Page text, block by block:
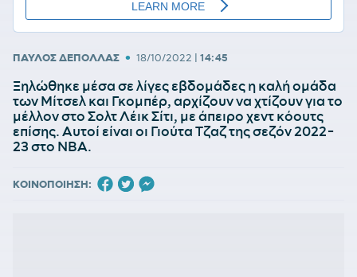
ΠΑΥΛΟΣ ΔΕΠΟΛΛΑΣ • 18/10/2022 | 14:45
Ξηλώθηκε μέσα σε λίγες εβδομάδες η καλή ομάδα
των Μίτσελ και Γκομπέρ, αρχίζουν να χτίζουν για το
μέλλον στο Σολτ Λέικ Σίτι, με άπειρο χεντ κόουτς
επίσης. Αυτοί είναι οι Γιούτα Τζαζ της σεζόν 2022-
23 στο ΝΒΑ.
ΚΟΙΝΟΠΟΙΗΣΗ: